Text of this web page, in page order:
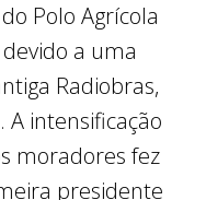
Polo Agrícola
a uma
Radiobras,
A intensificação
moradores fez
presidente